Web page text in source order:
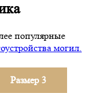
популярные
могил.
Размер 3